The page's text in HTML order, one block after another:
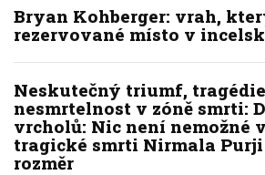
Bryan Kohberger: vrah,
rezervované místo v
Neskutečný triumf,
nesmrtelnost v zóně smrti:
vrcholů: Nic není nemožné
tragické smrti Nirmala
rozměr